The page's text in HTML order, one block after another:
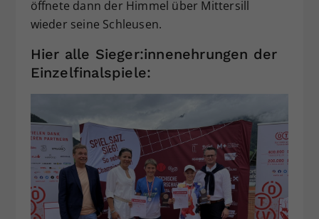
öffnete dann der Himmel über Mittersill
wieder seine Schleusen.
Hier alle Sieger:innenehrungen der
Einzelfinalspiele: